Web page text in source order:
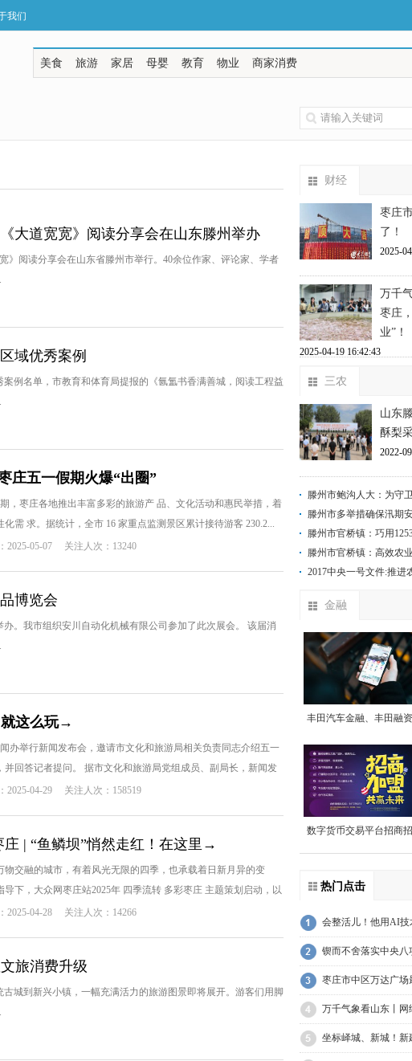
我们
美食 旅游 家居 母婴 教育 物业 商家消费
大道宽宽》阅读分享会在山东滕州举办
》阅读分享会在山东省滕州市举行。40余位作家、评论家、学者
域优秀案例
例名单，市教育和体育局提报的《氤氲书香满善城，阅读工程益
庄五一假期火爆“出圈”
，枣庄各地推出丰富多彩的旅游产 品、文化活动和惠民举措，着
需 求。据统计，全市 16 家重点监测景区累计接待游客 230.2...
2025-05-07 关注人次：13240
博览会
。我市组织安川自动化机械有限公司参加了此次展会。 该届消
就这么玩→
办举行新闻发布会，邀请市文化和旅游局相关负责同志介绍五一
并回答记者提问。 据市文化和旅游局党组成员、副局长，新闻发
2025-04-29 关注人次：158519
庄 | “鱼鳞坝”悄然走红！在这里→
物交融的城市，有着风光无限的四季，也承载着日新月异的变
下，大众网枣庄站2025年 四季流转 多彩枣庄 主题策划启动，以
2025-04-28 关注人次：14266
旅消费升级
城到新兴小镇，一幅充满活力的旅游图景即将展开。游客们用脚
财经
枣庄
了！
2025-
万千
枣庄
业”！
2025-04-19 16:42:43
三农
山东
酥梨
2022-
滕州市鲍沟人大：为守
滕州市多举措确保汛期
滕州市官桥镇：巧用
定“保驾护航”
滕州市官桥镇：高效农
2017中央一号文件:推进
金融
丰田汽车金融、丰田融资
租赁心系用户始终如一
数字货币交易平台招商招
热门点击
会整活儿！他用AI技
锲而不舍落实中央
狠抓整改求实效——
枣庄市中区万达广场
万千气象看山东丨
点亮“新农业”！
坐标峄城、新城！